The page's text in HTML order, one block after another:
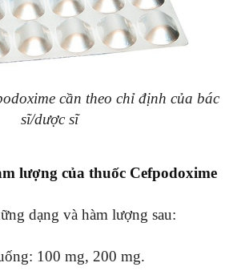
cần theo chỉ định của bác
sĩ/dược sĩ
lượng của thuốc Cefpodoxime
dạng và hàm lượng sau:
100 mg, 200 mg.